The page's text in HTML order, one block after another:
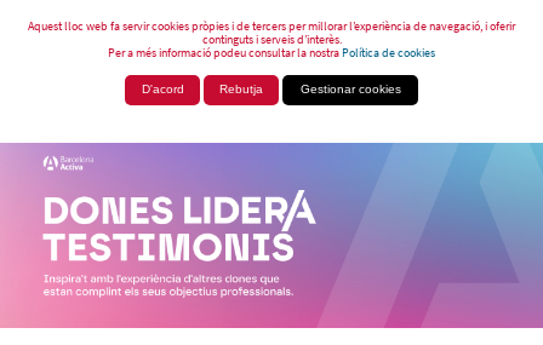
Aquest lloc web fa servir cookies pròpies i de tercers per millorar l’experiència de navegació, i oferir
continguts i serveis d’interès.
Per a més informació podeu consultar la nostraPolítica de cookies
D'acord Rebutja Gestionar cookies